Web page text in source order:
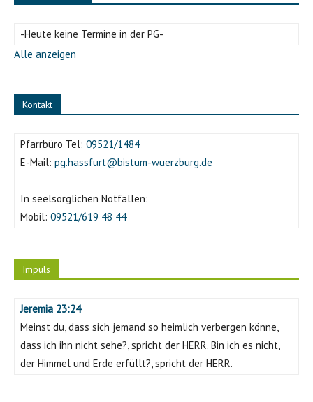
-Heute keine Termine in der PG-
Alle anzeigen
Kontakt
Pfarrbüro Tel: 09521/1484
E-Mail: pg.hassfurt@bistum-wuerzburg.de
In seelsorglichen Notfällen:
Mobil: 09521/619 48 44
Impuls
Jeremia 23:24
Meinst du, dass sich jemand so heimlich verbergen könne,
dass ich ihn nicht sehe?, spricht der HERR. Bin ich es nicht,
der Himmel und Erde erfüllt?, spricht der HERR.